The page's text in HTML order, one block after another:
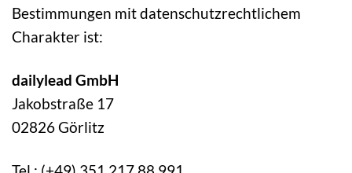
Bestimmungen mit datenschutzrechtlichem
Charakter ist:
dailylead GmbH
Jakobstraße 17
02826 Görlitz